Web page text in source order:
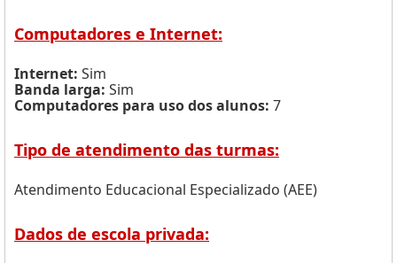
Computadores e Internet:
Internet: Sim
Banda larga: Sim
Computadores para uso dos alunos: 7
Tipo de atendimento das turmas:
Atendimento Educacional Especializado (AEE)
Dados de escola privada: